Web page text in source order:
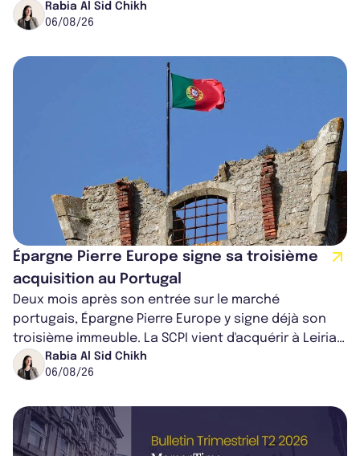
ancien directeur des investissements d...
Rabia Al Sid Chikh
06/08/26
Épargne Pierre Europe signe sa troisième
acquisition au Portugal
Deux mois après son entrée sur le marché
portugais, Épargne Pierre Europe y signe déjà son
troisième immeuble. La SCPI vient d'acquérir à Leiria,
dans le centre du pays, un établis...
Rabia Al Sid Chikh
06/08/26